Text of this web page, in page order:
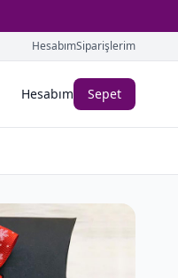
HesabımSiparişlerim
Hesabım Sepet